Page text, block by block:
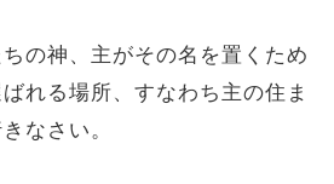
の神、主がその名を置くため
れる場所、すなわち主の住ま
なさい。